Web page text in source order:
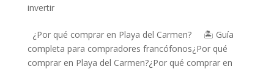
invertir
¿Por qué comprar en Playa del Carmen? 🏝️ Guía
completa para compradores francófonos¿Por qué
comprar en Playa del Carmen?¿Por qué comprar en